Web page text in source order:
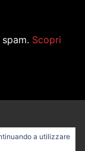
Scopri
a utilizzare